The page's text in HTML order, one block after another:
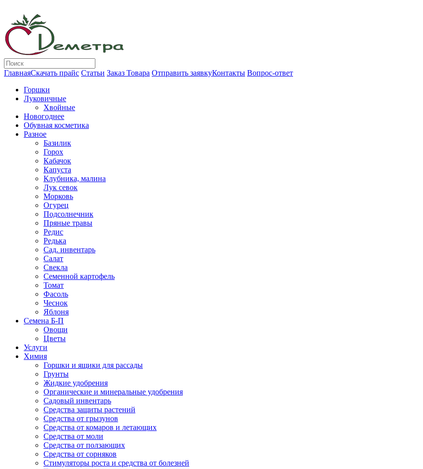
ГлавнаяСкачать прайс Статьи Заказ Товара Отправить заявкуКонтакты Вопрос-ответ
Горшки
Луковичные
Хвойные
Новогоднее
Обувная косметика
Разное
Базилик
Горох
Кабачок
Капуста
Клубника, малина
Лук севок
Морковь
Огурец
Подсолнечник
Пряные травы
Редис
Редька
Сад. инвентарь
Салат
Свекла
Семенной картофель
Томат
Фасоль
Чеснок
Яблоня
Семена Б-П
Овощи
Цветы
Услуги
Химия
Горшки и ящики для рассады
Грунты
Жидкие удобрения
Органические и минеральные удобрения
Садовый инвентарь
Средства защиты растений
Средства от грызунов
Средства от комаров и летающих
Средства от моли
Средства от ползающих
Средства от сорняков
Стимуляторы роста и средства от болезней